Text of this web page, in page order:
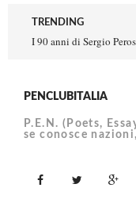
content
TRENDING
I 90 anni di Sergio
PENCLUBITALIA
P.E.N. (Poets,
se conosce
Twitter